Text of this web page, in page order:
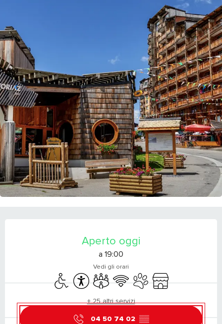
Aperto oggi
a 19:00
Vedi gli orari
Accesso per i disabili
Accessibilità
Sala riunioni
Wi-Fi Animali ammessi
Negozio
+ 25 altri servizi
04 50 74 02 ▒▒